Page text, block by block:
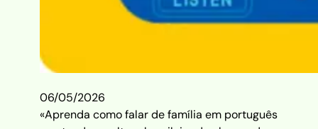
06/05/2026
«Aprenda como falar de família em português